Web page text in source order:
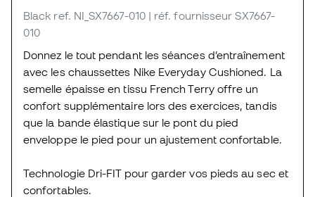
Black ref. NI_SX7667-010 | réf. fournisseur SX7667-
010
Donnez le tout pendant les séances d’entraînement
avec les chaussettes Nike Everyday Cushioned. La
semelle épaisse en tissu French Terry offre un
confort supplémentaire lors des exercices, tandis
que la bande élastique sur le pont du pied
enveloppe le pied pour un ajustement confortable.
Technologie Dri-FIT pour garder vos pieds au sec et
confortables.